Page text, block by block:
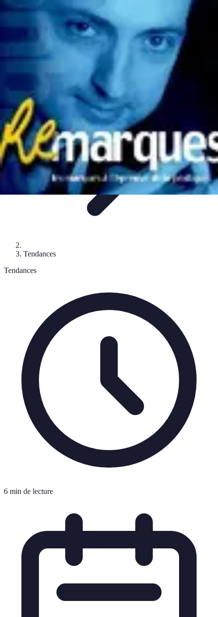
Horlogerie de Luxe
Évaluation des montres
Guides d'Achat
Fonctionnalités
Cadeaux et Occasions Mode et Accessoires
Horlogerie de Luxe
Tendances
Tendances
6 min de lecture